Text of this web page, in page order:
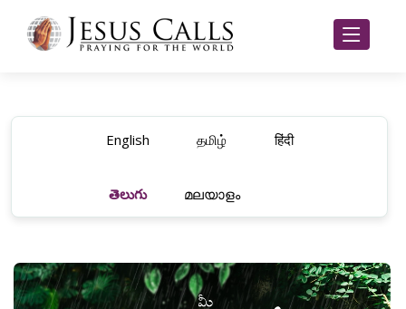
English தமிழ் हिंदी
తెలుగు മലയാളം